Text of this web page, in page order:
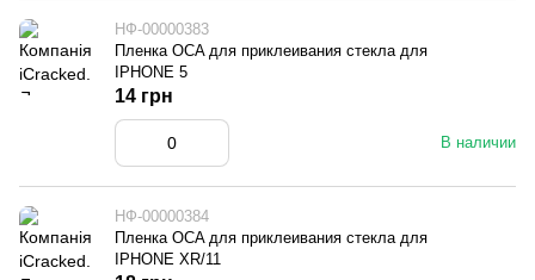
НФ-00000383
Пленка OCA для приклеивания стекла для
IPHONE 5
В наличии
14 грн
НФ-00000384
Пленка OCA для приклеивания стекла для
IPHONE XR/11